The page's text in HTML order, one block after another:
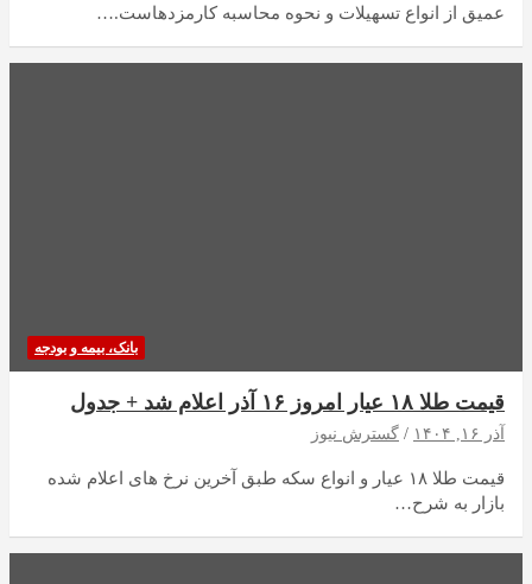
عمیق از انواع تسهیلات و نحوه محاسبه کارمزدهاست.…
بانک، بیمه و بودجه
قیمت طلا ۱۸ عیار امروز ۱۶ آذر اعلام شد + جدول
آذر ۱۶, ۱۴۰۴ گسترش نیوز
قیمت طلا ۱۸ عیار و انواع سکه طبق آخرین نرخ های اعلام شده
بازار به شرح…